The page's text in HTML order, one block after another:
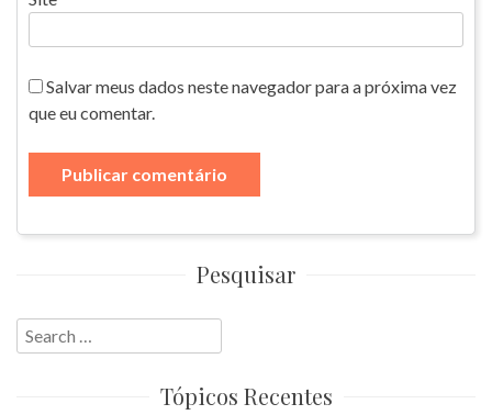
Salvar meus dados neste navegador para a próxima vez
que eu comentar.
Pesquisar
Search
for:
Tópicos Recentes